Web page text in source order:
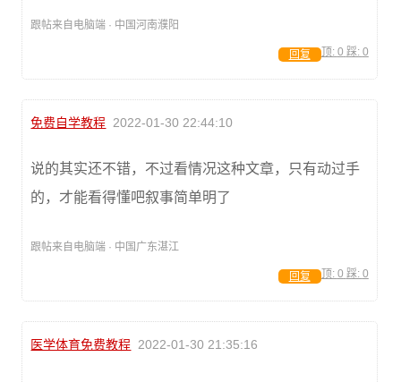
跟帖来自电脑端 · 中国河南濮阳
顶: 0 踩: 0
回复
免费自学教程 2022-01-30 22:44:10
说的其实还不错，不过看情况这种文章，只有动过手
的，才能看得懂吧叙事简单明了
跟帖来自电脑端 · 中国广东湛江
顶: 0 踩: 0
回复
医学体育免费教程 2022-01-30 21:35:16